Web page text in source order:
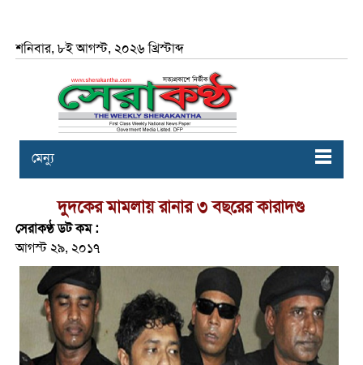
শনিবার, ৮ই আগস্ট, ২০২৬ খ্রিস্টাব্দ
মেন্যু
দুদকের মামলায় রানার ৩ বছরের কারাদণ্ড
সেরাকণ্ঠ ডট কম :
আগস্ট ২৯, ২০১৭